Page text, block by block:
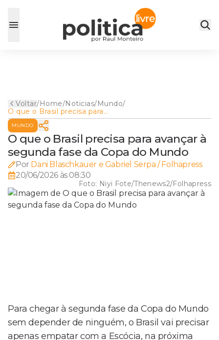
Voltar/Home/Noticias/Mundo/
O que o Brasil precisa para
avançar à segunda fase da
Copa do Mundo
MUNDO
O que o Brasil precisa para avançar à
segunda fase da Copa do Mundo
Por Dani Blaschkauer e Gabriel Serpa / Folhapress
20/06/2026 às 08:30
Foto: Niyi Fote/Thenews2/Folhapress
Para chegar à segunda fase da Copa do Mundo
sem depender de ninguém, o Brasil vai precisar
apenas empatar com a Escócia, na próxima